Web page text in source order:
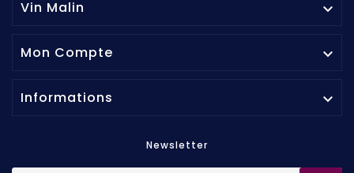
Vin Malin 
Mon Compte 
Informations 
Newsletter